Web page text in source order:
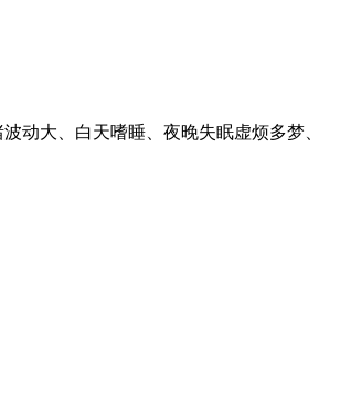
动大、白天嗜睡、夜晚失眠虚烦多梦、